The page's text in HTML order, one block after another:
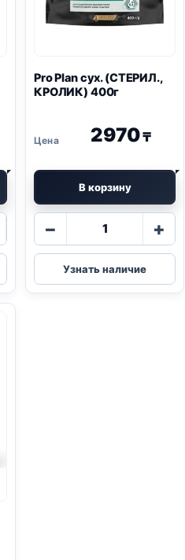
Pro Planсух. (СТЕРИЛ.,
КРОЛИК) 400г
2970₸
В корзину
−
Количество
Pro
Plan
сух.
+
Узнать наличие